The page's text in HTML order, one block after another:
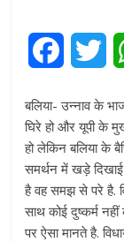
c
e
b
o
i
t
t
e
बलिया- उन्नाव के
घिरे हो और यूपी के
हो लेकिन बलिया के
समर्थन में खड़े दिखाई
है वह समझ से परे है.
साथ कोई दुष्कर्म
पर ऐसा मानते है.